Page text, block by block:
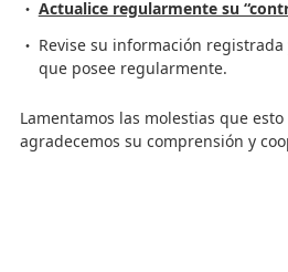
Actualice regularmente su
Revise su información
que posee regularmente.
Lamentamos las molestias que
agradecemos su comprensión y